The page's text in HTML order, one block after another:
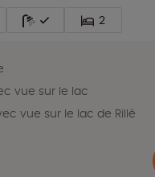
2
vue sur le lac
vue sur le lac de Rillé